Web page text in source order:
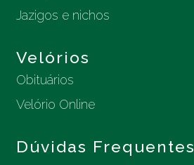
Jazigos e nichos
Velórios
Obituários
Velório Online
Dúvidas Frequentes